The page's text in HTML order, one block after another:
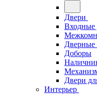
Двери
Входные
Дверные
Доборы
Двери
Интерьер